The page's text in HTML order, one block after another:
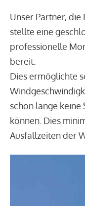
Unser Partner, die
stellte eine
professionelle
bereit.
Dies ermöglichte
schon lange
können. Dies
Ausfallzeiten der